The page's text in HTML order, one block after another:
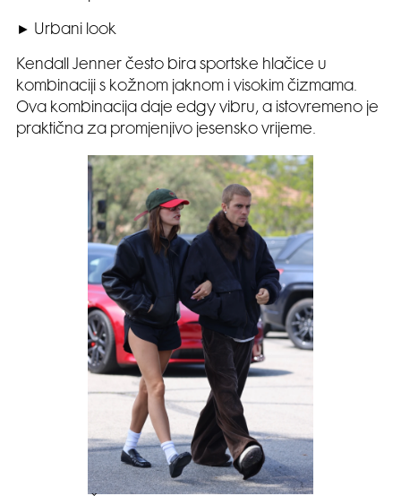
► Urbani look
Kendall Jenner često bira sportske hlačice u
kombinaciji s kožnom jaknom i visokim čizmama.
Ova kombinacija daje edgy vibru, a istovremeno je
praktična za promjenjivo jesensko vrijeme.